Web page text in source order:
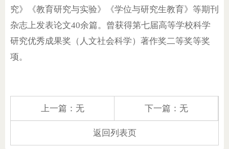
究》《教育研究与实验》《学位与研究生教育》等期刊
杂志上发表论文40余篇。曾获得第七届高等学校科学
研究优秀成果奖（人文社会科学）著作奖二等奖等奖
项。
上一篇： 无 下一篇： 无
返回列表页